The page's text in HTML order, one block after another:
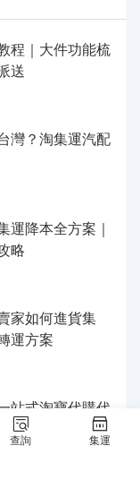
查詢 集運
程｜大件功能梳
送
灣？淘集運汽配
運降本全方案｜
略
家如何進貨集
運方案
站式淘寶代購代